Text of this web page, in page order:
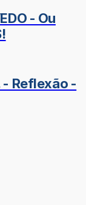
- Ou
- Reflexão -